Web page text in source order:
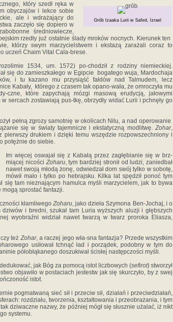
Grób Izaaka Lurii w Safed, Izrael
‎który‎ ‎szedł‎ ‎ręka‎ ‎w‎
‎obyczajów‎ ‎i lekce‎ ‎sobie‎
‎ale‎ ‎i‎ ‎wdrażający‎ ‎do
‎zaczęło‎ ‎się‎ ‎dopiero‎ ‎w‎
‎średniowiecze,‎
‎rzedły‎ ‎już‎ ‎ostatnie‎ ‎ślady‎ ‎mroków‎ ‎nocnych.‎ ‎Kierunek‎ ‎ten‎
‎którzy‎ ‎swym‎ ‎marzyciel‎stwem‎ ‎i‎ ‎ekstazą‎ ‎zarażali‎ ‎coraz‎ ‎to‎
uczeń‎ ‎Chaim‎ ‎Vital‎ ‎Cala-brese.
‎1534,‎ ‎um.‎ ‎1572)‎ ‎po-chodził‎ ‎z‎ ‎rodziny‎ ‎niemieckiej.‎
‎się‎ ‎do zamieszkałego‎ ‎w‎ ‎Egipcie ‎ ‎bogatego‎ ‎wuja,‎ ‎Mardochaja‎
‎i‎ ‎tu‎ ‎kazano‎ ‎mu‎ ‎przysiąść‎ ‎fałdów‎ ‎nad Talmudem,‎ ‎lecz‎
‎Kabały, ‎ ‎którego‎ ‎z‎ ‎czasem‎ ‎tak‎ ‎opano-wała,‎ ‎że‎ ‎omroczyła‎ ‎mu‎
czne,‎ ‎które‎ ‎zapychają‎ ‎mózgi‎ ‎masową‎ ‎erudycją, jałowymi‎
‎sercach‎ ‎zostawiają pus-tkę,‎ ‎obrzydły‎ ‎widać‎ ‎Lurii‎ ‎i‎ ‎pchnęły‎ ‎go‎
‎pełną‎ ‎zgrozy‎ ‎samotnię w‎ ‎okolicach‎ ‎Nilu,‎ ‎a‎ ‎nad‎ ‎operowanie‎
‎się‎ ‎w‎ ‎światy‎ ‎tajemnicze‎ ‎i‎ ‎ekstatyczną‎ ‎modlitwę.‎Zohar,‎
‎pierwszy‎ ‎drukiem‎ ‎i‎ ‎dzięki‎ ‎temu‎ ‎wszędzie‎ ‎rozpowszechniony‎ ‎i‎
‎potężnie‎ ‎do‎ ‎siebie.‎
Im‎ ‎więcej‎ ‎oswajał‎ ‎się‎ ‎z‎ ‎Kabałą‎ ‎przez‎ ‎zagłębianie‎ ‎się‎ ‎w‎ ‎brz-
miącej‎ ‎nicości‎ ‎Zoharu,‎ ‎tym bardziej‎ ‎stronił‎ ‎od ludzi,‎ ‎zaniedbał‎
‎nawet‎ ‎swoją‎ ‎młodą‎ ‎żonę,‎ ‎odwiedzał‎ ‎dom‎ ‎swój tylko‎ ‎w‎ ‎sobotę,‎
‎mówił‎ ‎mało‎ ‎i‎ ‎tylko‎ ‎po‎ ‎hebrajsku.‎ ‎Kilka‎ ‎lat‎ ‎spędził‎ ‎ponoć‎ ‎tym‎
‎się tam‎ ‎nieznającym‎ ‎hamulca‎ ‎myśli‎ ‎marzycielem,‎ ‎jak‎ ‎to‎ ‎bywa‎
‎sprostać‎ ‎fantazji.‎
‎kłamliwego‎ Zoharu,‎ ‎jako‎ ‎dzieła‎ ‎Szymona‎ ‎Ben-Jochaj,‎ ‎i‎ ‎o‎
‎i bredni,‎ ‎szukał‎ ‎tam‎ ‎Luria‎ ‎wyższych‎ ‎aluzji‎ ‎i‎ ‎głębszych‎
‎wyobraźni‎ ‎widział‎ ‎nawet‎ ‎twarzą‎ ‎w twarz‎ ‎proroka‎ ‎Eliasza,‎
‎też‎ Zohar,‎ ‎a‎ ‎raczej‎ ‎jego wła-sna‎ ‎fantazja?‎ ‎Przede wszystkim‎
‎usiłował‎ ‎tchnąć‎ ‎ład‎ ‎i‎ ‎porządek,‎ ‎podobny‎ ‎w‎ ‎tym‎ ‎do
‎półobłąkanego‎ ‎doszukiwał ścisłej‎ ‎następczości‎ ‎myśli.‎
‎jak‎ ‎Bóg‎ ‎za pomocą‎ ‎istot‎ ‎liczbowych‎ ‎(sefirot)‎ ‎stworzył‎
‎objawiło‎ ‎w‎ ‎postaciach‎ ‎jestestw jak‎ ‎się‎ ‎skurczyło,‎ ‎by‎ ‎z‎ ‎swej‎
‎istot.‎
‎pogmatwaną‎ ‎sieć sił‎ ‎i‎ ‎przeciw sił,‎ ‎działań‎ ‎i‎ ‎przeciwdziałań,‎
‎rozdziału,‎ ‎tworzenia,‎ ‎kształtowania‎ ‎i‎ ‎przeobrażania,‎ ‎i‎ ‎tym‎
‎dziwaczne‎ ‎nazwy, że‎ ‎później‎ ‎mógł‎ ‎się‎ ‎słusznie‎ ‎użalać,‎ ‎iż‎ ‎nikt‎
‎systemu.‎